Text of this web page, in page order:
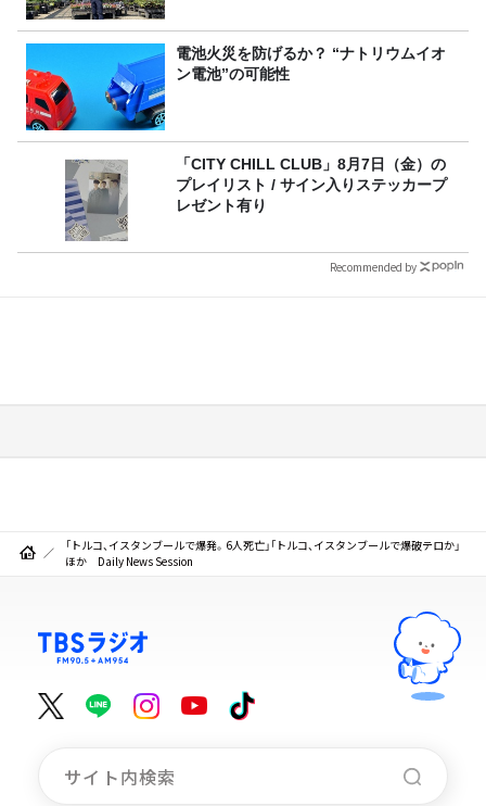
電池火災を防げるか？ “ナトリウムイオ
ン電池”の可能性
「CITY CHILL CLUB」8月7日（金）の
プレイリスト / サイン入りステッカープ
レゼント有り
Recommended by
「トルコ、イスタンブールで爆発。6人死亡」「トルコ、イスタンブールで爆破テロか」
ほか Daily News Session